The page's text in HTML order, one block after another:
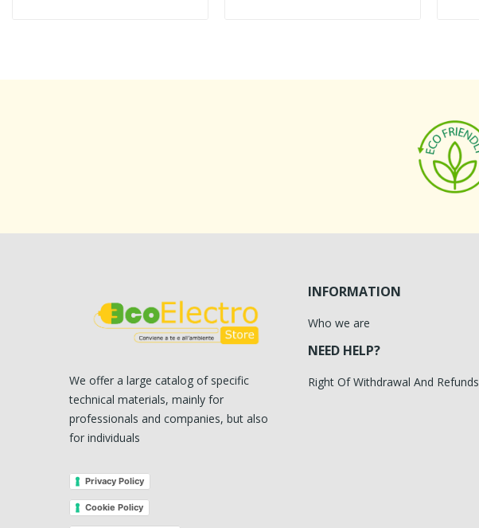
We offer a large catalog of specific
technical materials, mainly for
professionals and companies, but also
for individuals
Privacy Policy
Cookie Policy
INFORMATION
Who we are
NEED HELP?
Right Of Withdrawal And Refunds